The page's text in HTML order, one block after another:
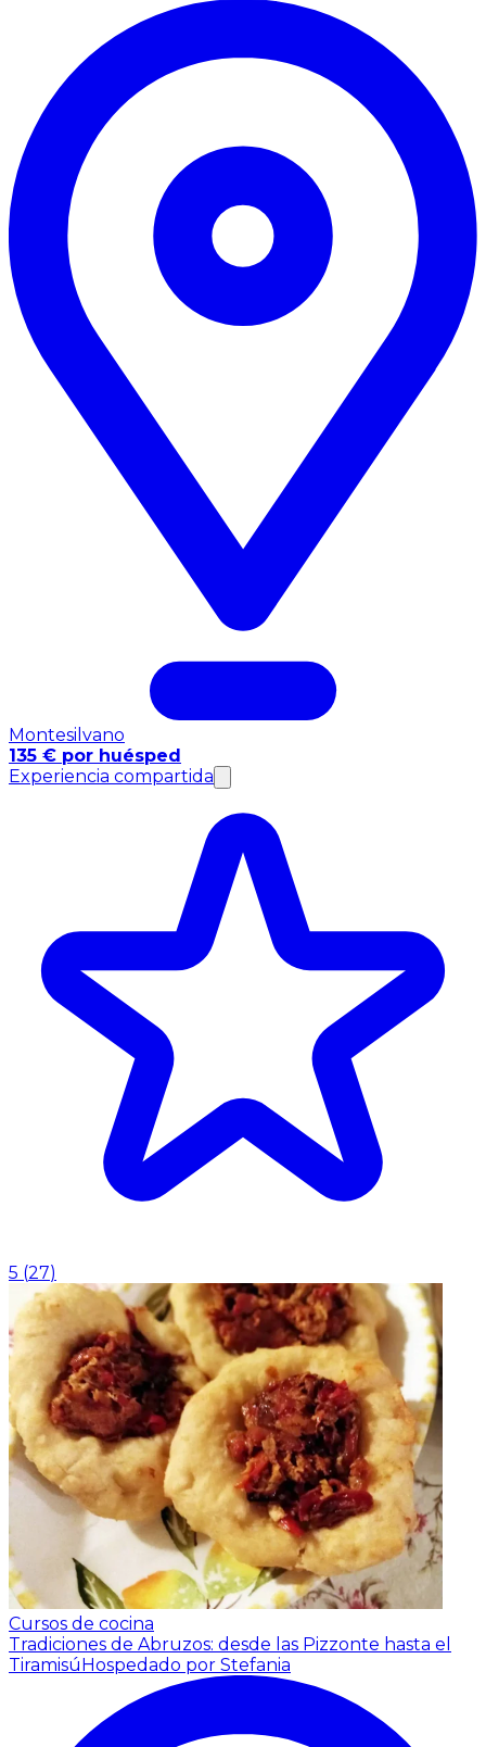
Montesilvano
135 € por huésped
Experiencia compartida
5 (27)
Cursos de cocina
Tradiciones de Abruzos: desde las Pizzonte hasta el
TiramisúHospedado por Stefania